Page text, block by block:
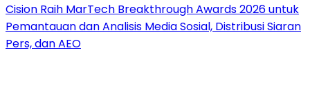
Cision Raih MarTech Breakthrough Awards 2026 untuk
Pemantauan dan Analisis Media Sosial, Distribusi Siaran
Pers, dan AEO